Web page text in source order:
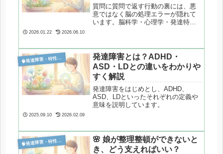
質問に質問で返す行動の裏には、悪
意ではなく脳の処理エラーが隠れて
います。脳科学・心理学・発達特性
2026.01.22 2026.06.10

発達障害・特性分析
発達障害とは？ADHD・
ASD・LDとの違いをわかりや
すく解説
発達障害をはじめとし、ADHD、
ASD、LDといったそれぞれの定義や
意味を説明しています。
2025.09.10 2026.02.09

発達障害・特性分析
🌸 娘が整理整頓ができないと
き、どう支えればいい？